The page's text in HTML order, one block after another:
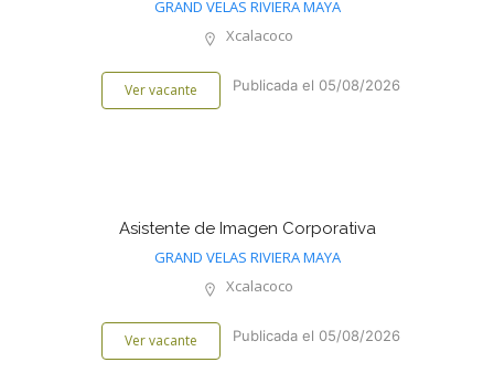
GRAND VELAS RIVIERA MAYA
Xcalacoco
Ver vacante Publicada el 05/08/2026
Asistente de Imagen Corporativa
GRAND VELAS RIVIERA MAYA
Xcalacoco
Ver vacante Publicada el 05/08/2026